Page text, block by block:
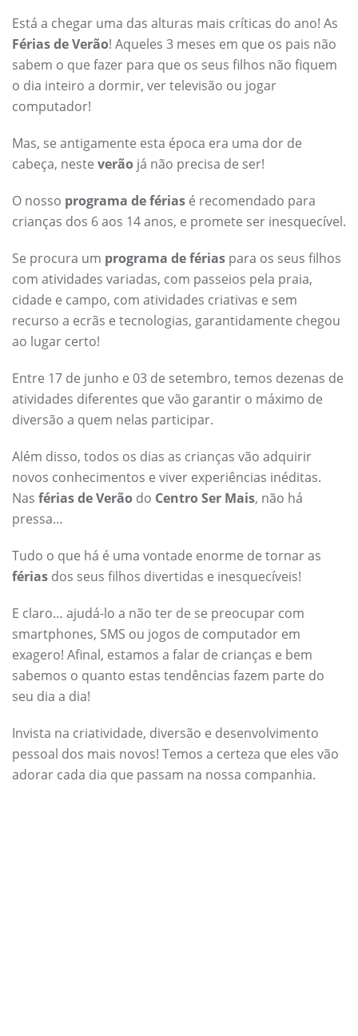
Está a chegar uma das alturas mais críticas do ano! As
Férias de Verão! Aqueles 3 meses em que os pais não
sabem o que fazer para que os seus filhos não fiquem
o dia inteiro a dormir, ver televisão ou jogar
computador!
Mas, se antigamente esta época era uma dor de
cabeça, neste verão já não precisa de ser!
O nosso programa de férias é recomendado para
crianças dos 6 aos 14 anos, e promete ser inesquecível.
Se procura um programa de férias para os seus filhos
com atividades variadas, com passeios pela praia,
cidade e campo, com atividades criativas e sem
recurso a ecrãs e tecnologias, garantidamente chegou
ao lugar certo!
Entre 17 de junho e 03 de setembro, temos dezenas de
atividades diferentes que vão garantir o máximo de
diversão a quem nelas participar.
Além disso, todos os dias as crianças vão adquirir
novos conhecimentos e viver experiências inéditas.
Nas férias de Verão do Centro Ser Mais, não há
pressa…
Tudo o que há é uma vontade enorme de tornar as
férias dos seus filhos divertidas e inesquecíveis!
E claro… ajudá-lo a não ter de se preocupar com
smartphones, SMS ou jogos de computador em
exagero! Afinal, estamos a falar de crianças e bem
sabemos o quanto estas tendências fazem parte do
seu dia a dia!
Invista na criatividade, diversão e desenvolvimento
pessoal dos mais novos! Temos a certeza que eles vão
adorar cada dia que passam na nossa companhia.